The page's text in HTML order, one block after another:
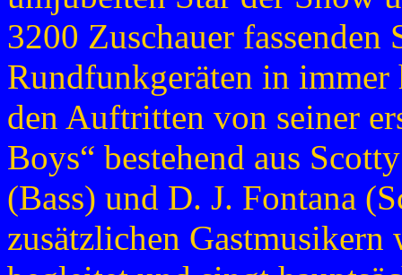
3200 Zuschauer fassenden
Rundfunkgeräten in
den Auftritten von seiner
Boys“ bestehend aus
(Bass) und D. J. Fontana
zusätzlichen